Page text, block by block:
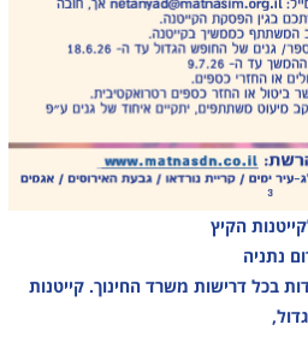
הקיץ
נתניה
בכל דרישות משרד החינוך. קייטנות